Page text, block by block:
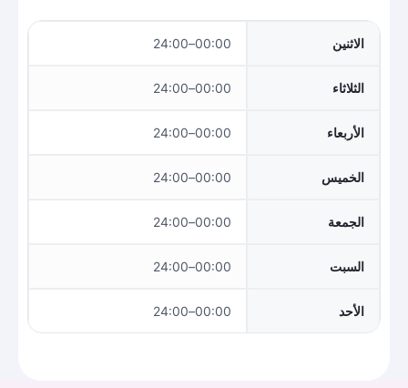
الاثنين 00:00–24:00
الثلاثاء 00:00–24:00
الأربعاء 00:00–24:00
الخميس 00:00–24:00
الجمعة 00:00–24:00
السبت 00:00–24:00
الأحد 00:00–24:00